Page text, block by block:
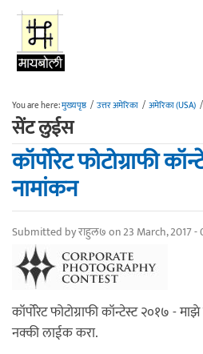
Skip to main content
You are here:मुख्यपृष्ठ / उत्तर अमेरिका / अमेरिका (USA) /
सेंट लुईस
कॉर्पोरेट फोटोग्राफी
नामांकन
Submitted byराहुल७on 23 March, 2017 -
कॉर्पोरेट फोटोग्राफी कॉन्टेस्ट २०१७ -
नक्की लाईक करा.